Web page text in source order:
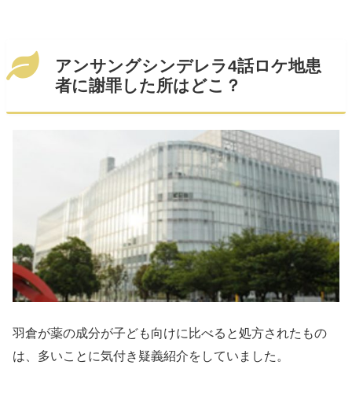
アンサングシンデレラ4話ロケ地患
者に謝罪した所はどこ？
羽倉が薬の成分が子ども向けに比べると処方されたもの
は、多いことに気付き疑義紹介をしていました。